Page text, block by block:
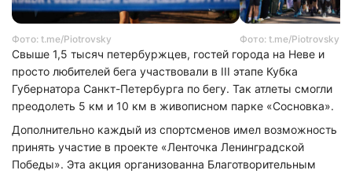
Фото: t.me/Piotrovsky Фото: t.me/Piotrovsky
Свыше 1,5 тысяч петербуржцев, гостей города на Неве и
просто любителей бега участвовали в III этапе Кубка
Губернатора Санкт-Петербурга по бегу. Так атлеты смогли
преодолеть 5 км и 10 км в живописном парке «Сосновка».
Дополнительно каждый из спортсменов имел возможность
принять участие в проекте «Ленточка Ленинградской
Победы». Эта акция организованна Благотворительным